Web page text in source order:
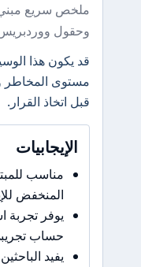
ملخص سريع
وحقول ووردبريس
قد يكون هذا
مستوى المخاطر
قبل اتخاذ القرار.
الإيجابيات
مناسب
المنخفض
يوفر تجربة
حساب
يفيد